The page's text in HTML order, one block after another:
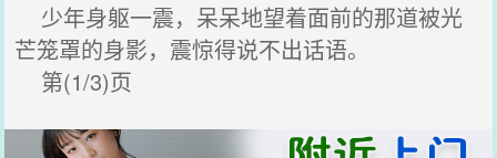
少年身躯一震，呆呆地望着面前的那道被光
芒笼罩的身影，震惊得说不出话语。
第(1/3)页